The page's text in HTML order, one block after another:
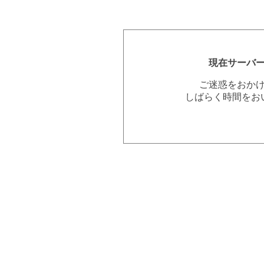
現在サーバ
ご迷惑をおか
しばらく時間を